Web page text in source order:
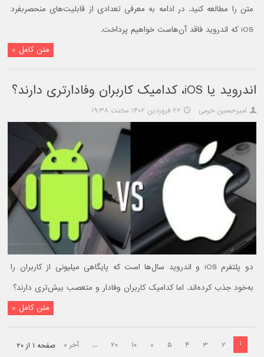
متن را مطالعه کنید. در ادامه به معرفی تعدادی از قابلیت‌های منحصربفرد
iOS که اندروید فاقد آن‌هاست خواهیم پرداخت.
متن کامل »
اندروید یا iOS، کدامیک کاربران وفادارتری دارند؟
امیرحسین خرمی ۲۲ فروردین ۱۴۰۲ ساعت ۱۹:۳۸
دو پلتفرم iOS و اندروید سال‌ها است که پایگاهی میلیونی از کاربران را
به‌خود جذب کرده‌اند. اما کدامیک کاربران وفادار و متعصب بیش‌تری دارند؟
متن کامل »
صفحه ۱ از ۲۰ ۱ ۲ ۳ ۴ ۵ » ۱۰ ۲۰ ... آخر »